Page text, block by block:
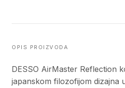
OPIS PROIZVODA
DESSO AirMaster Reflection
japanskom filozofijom dizajna